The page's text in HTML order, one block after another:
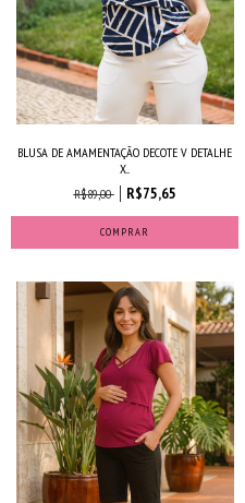
BLUSA DE AMAMENTAÇÃO DECOTE V DETALHE
X...
R$89,00
R$75,65
COMPRAR